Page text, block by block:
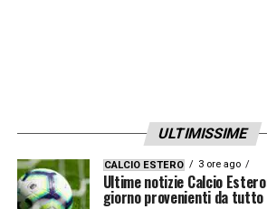
ULTIMISSIME
CALCIO ESTERO 3 ore ago
Ultime notizie Calcio
giorno provenienti da tutto